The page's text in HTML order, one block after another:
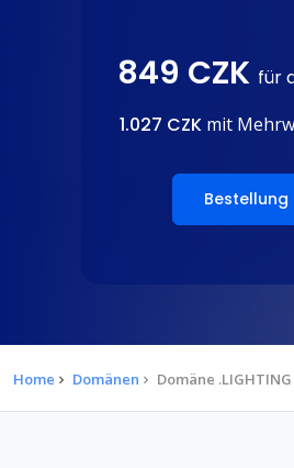
849 CZK für
1.027 CZKmit
Bestellung
Home Domänen Domäne .LIGHTING